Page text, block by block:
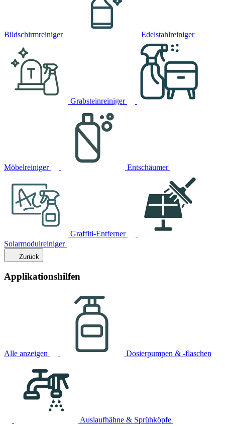
Bildschirmreiniger Edelstahlreiniger
Grabsteinreiniger
Möbelreiniger Entschäumer
Graffiti-Entferner
Solarmodulreiniger
Zurück
Applikationshilfen
Alle anzeigen Dosierpumpen & -flaschen
Auslaufhähne & Sprühköpfe